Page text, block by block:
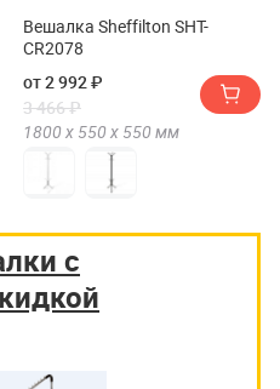
Вешалка Sheffilton SHT-
CR2078
от 2 992 ₽
3 466 ₽
1800 х 550 х 550 мм
с